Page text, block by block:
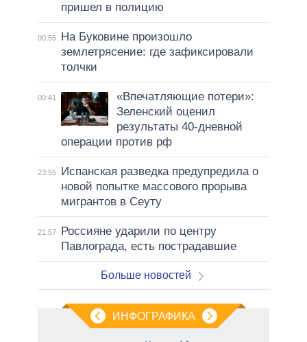
пришел в полицию
00:55
На Буковине произошло
землетрясение: где зафиксировали
толчки
00:41
«Впечатляющие потери»:
Зеленский оценил
результаты 40-дневной
операции против рф
23:55
Испанская разведка предупредила о
новой попытке массового прорыва
мигрантов в Сеуту
21:57
Россияне ударили по центру
Павлограда, есть пострадавшие
Больше новостей
ИНФОГРАФИКА